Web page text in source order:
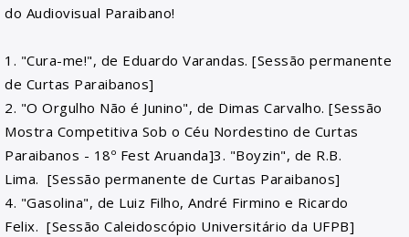
do Audiovisual Paraibano!
1. "Cura-me!", de Eduardo Varandas. [Sessão permanente
de Curtas Paraibanos]
2. "O Orgulho Não é Junino", de Dimas Carvalho. [Sessão
Mostra Competitiva Sob o Céu Nordestino de Curtas
Paraibanos - 18º Fest Aruanda]3. "Boyzin", de R.B.
Lima. [Sessão permanente de Curtas Paraibanos]
4. "Gasolina", de Luiz Filho, André Firmino e Ricardo
Felix. [Sessão Caleidoscópio Universitário da UFPB]